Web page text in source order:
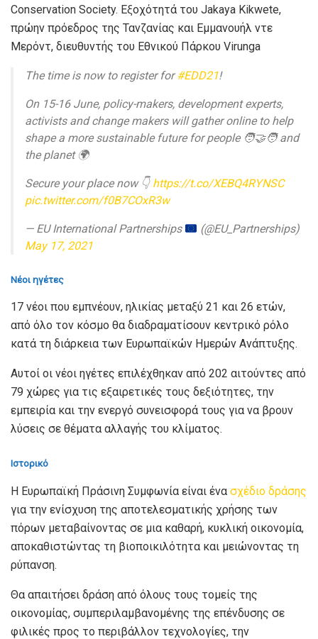
Conservation Society. Εξοχότητά του Jakaya Kikwete,
πρώην πρόεδρος της Τανζανίας και Εμμανουήλ ντε
Μερόντ, διευθυντής του Εθνικού Πάρκου Virunga
The time is now to register for#EDD21!
On 15-16 June, policy-makers, development experts,
activists and change makers will gather online to help
shape a more sustainable future for people 🧑‍🤝‍🧑 and
the planet 🌍
Secure your place now 👇 https://t.co/XEBQ4RYNSC
pic.twitter.com/f0B7COxR3w
— EU International Partnerships
(@EU_Partnerships)
May 17, 2021
Νέοι ηγέτες
17 νέοι που εμπνέουν, ηλικίας μεταξύ 21 και 26 ετών,
από όλο τον κόσμο θα διαδραματίσουν κεντρικό ρόλο
κατά τη διάρκεια των Ευρωπαϊκών Ημερών Ανάπτυξης.
Αυτοί οι νέοι ηγέτες επιλέχθηκαν από 202 αιτούντες από
79 χώρες για τις εξαιρετικές τους δεξιότητες, την
εμπειρία και την ενεργό συνεισφορά τους για να βρουν
λύσεις σε θέματα αλλαγής του κλίματος.
Ιστορικό
Η Ευρωπαϊκή Πράσινη Συμφωνία είναι ένα σχέδιο δράσης
για την ενίσχυση της αποτελεσματικής χρήσης των
πόρων μεταβαίνοντας σε μια καθαρή, κυκλική οικονομία,
αποκαθιστώντας τη βιοποικιλότητα και μειώνοντας τη
ρύπανση.
Θα απαιτήσει δράση από όλους τους τομείς της
οικονομίας, συμπεριλαμβανομένης της επένδυσης σε
φιλικές προς το περιβάλλον τεχνολογίες, την